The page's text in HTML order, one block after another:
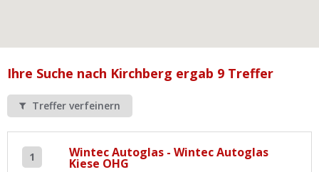
Werkstatt Login
Ihre Suche nach Kirchberg ergab 9 Treffer
Treffer verfeinern
1 Wintec Autoglas - Wintec Autoglas
Kiese OHG